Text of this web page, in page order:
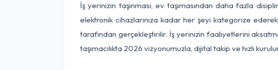
İş yerinizin taşınması, ev taşımasından daha fazla
elektronik cihazlarınıza kadar her şeyi kategorize
tarafından gerçekleştirilir. İş yerinizin faaliyetlerini
taşımacılıkta 2026 vizyonumuzla, dijital takip ve hızlı